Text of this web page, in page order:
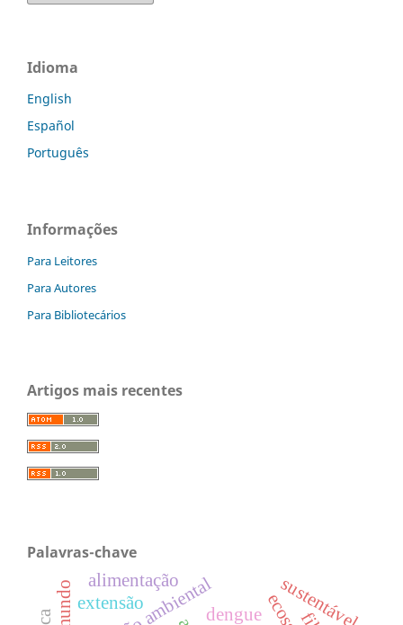
Idioma
English
Español
Português
Informações
Para Leitores
Para Autores
Para Bibliotecários
Artigos mais recentes
Palavras-chave
dengue
alimentação sustentável
extensão